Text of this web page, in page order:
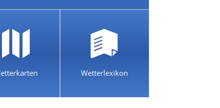
Wetterlexikon